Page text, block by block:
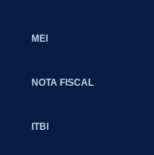
MEI
NOTA FISCAL
ITBI